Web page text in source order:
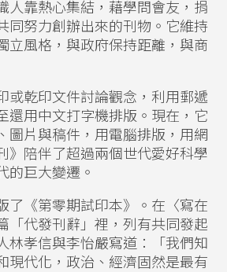
人靠熱心集結，藉學問會友，捐
同努力創辦出來的刊物。它維持
立風格，與政府保持距離，與商
或乾印文件討論觀念，利用郵遞
還用中文打字機排版。現在，它
圖片與稿件，用電腦排版，用網
》陪伴了超過兩個世代愛好科學
的巨大變遷。
了《第零期試印本》。在〈寫在
「代發刊辭」裡，列有共同發起
林孝信與李怡嚴寫道：「我們知
現代化，政治、經濟固然是最有